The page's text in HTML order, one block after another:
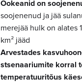
Ookeanid on
soojenenud ja jää
merejää hulk on alates
km² jääd
Arvestades
stsenaariumite korral
temperatuuritõus